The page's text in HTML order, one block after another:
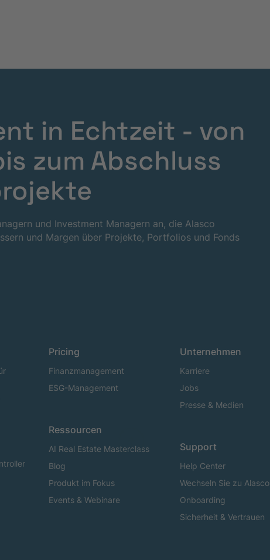
in Echtzeit - von
zum Abschluss
und Investment Managern an, die Alasco
und Margen über Projekte, Portfolios und Fonds
Pricing
Finanzmanagement
ESG-Management
Ressourcen
AI Real Estate Masterclass
Blog
Produkt im Fokus
Events & Webinare
Unternehmen
Karriere
Jobs
Presse & Medien
Support
Help Center
Wechseln Sie zu Alasco
Onboarding
Sicherheit & Vertrauen